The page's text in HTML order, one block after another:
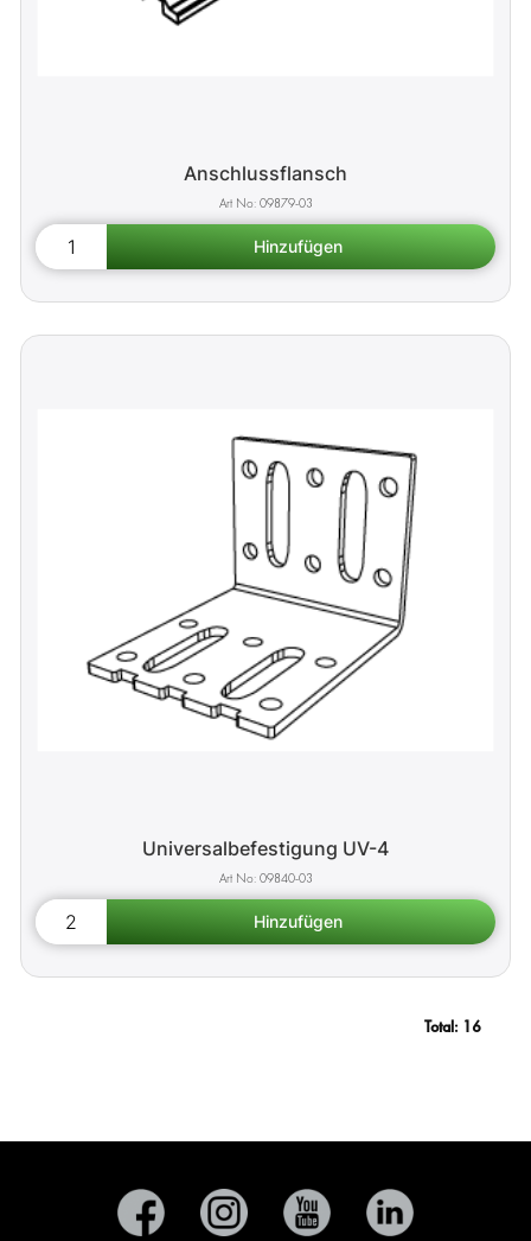
Anschlussflansch
09879-03
Universalbefestigung UV-4
09840-03
Total: 16